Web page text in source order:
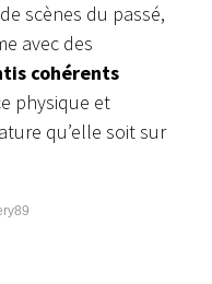
scènes du passé,
avec des
cohérents
physique et
qu’elle soit sur